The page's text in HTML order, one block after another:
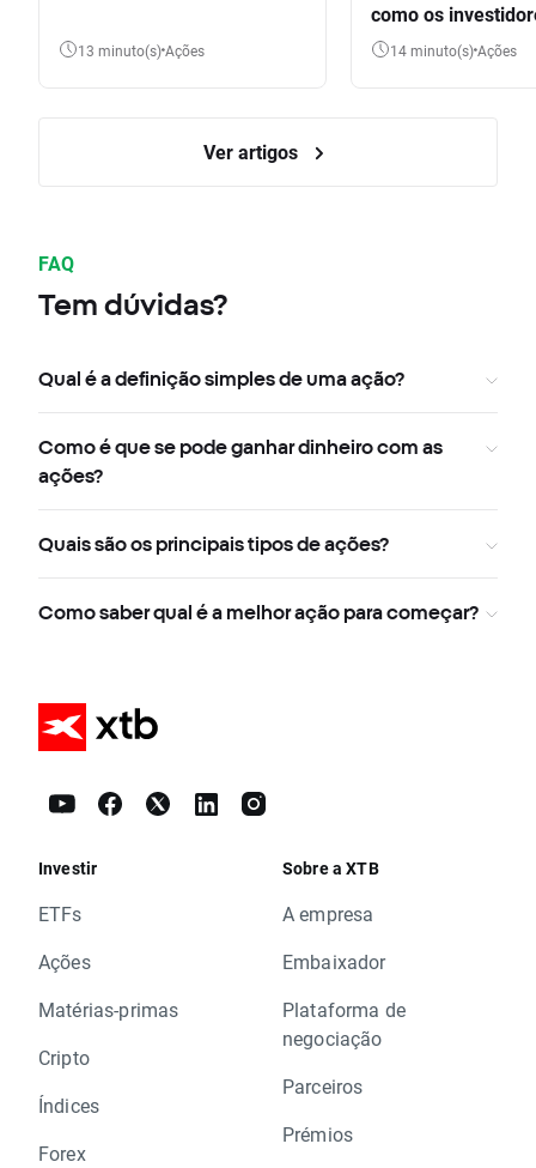
13 minuto(s) Ações
como os
participar
14 minuto(s) Ações
Ver artigos
FAQ
Tem dúvidas?
Qual é a definição simples de uma ação?
Como é que se pode ganhar dinheiro com as
ações?
Quais são os principais tipos de ações?
Como saber qual é a melhor ação para começar?
Investir
ETFs
Ações
Matérias-primas
Cripto
Índices
Forex
Sobre a XTB
A empresa
Embaixador
Plataforma de
negociação
Parceiros
Prémios